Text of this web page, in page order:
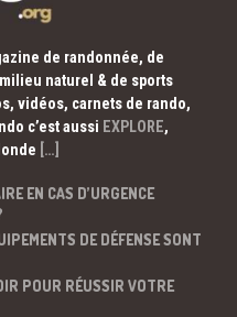
de randonnée, de
naturel & de sports
vidéos, carnets de rando,
c’est aussi EXPLORE,
[…]
EN CAS D’URGENCE
DE DÉFENSE SONT
POUR RÉUSSIR VOTRE